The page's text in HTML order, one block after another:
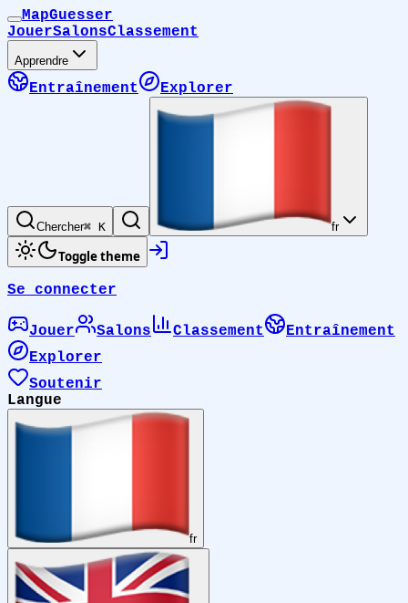
MapGuesser
JouerSalonsClassement
Apprendre
Entraînement Explorer
Chercher⌘ K fr
Toggle theme
Se connecter
Jouer Salons Classement
Entraînement
Explorer
Soutenir
Langue
fr